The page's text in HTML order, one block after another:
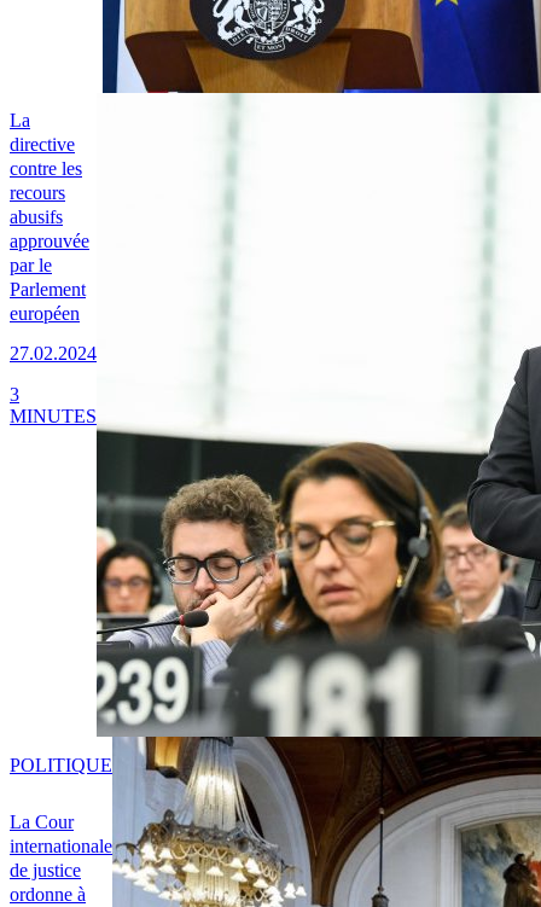
La
directive
contre les
recours
abusifs
approuvée
par le
Parlement
européen
27.02.2024
3
MINUTES
La Cour
internationale
de justice
ordonne à
POLITIQUE